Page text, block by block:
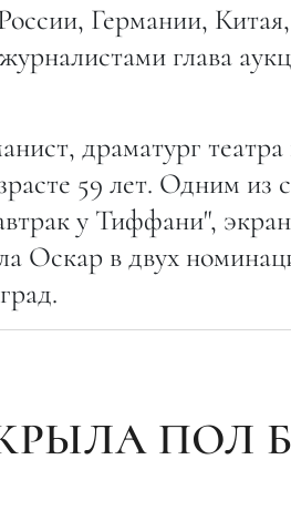
России, Германии,
глава
драматург
59 лет. Одним из
у Тиффани",
Оскар в двух
ПОЛ